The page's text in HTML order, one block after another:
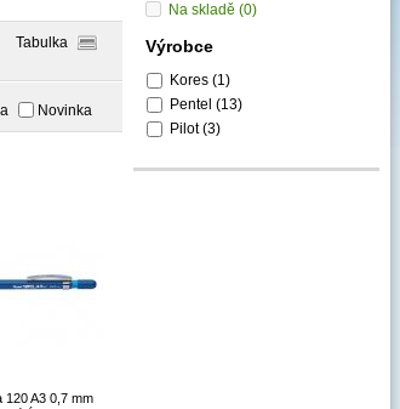
Tabulka
Novinka
120 A3 0,7 mm
Na skladě (0)
Výrobce
Kores (1)
Pentel (13)
Pilot (3)